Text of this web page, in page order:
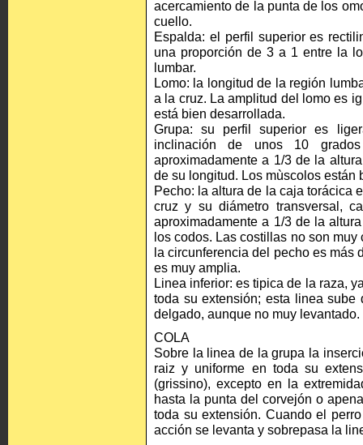
acercamiento de la punta de los
cuello.
Espalda: el perfil superior es
una proporción de 3 a 1 entre la
lumbar.
Lomo: la longitud de la región
a la cruz. La amplitud del lomo es
está bien desarrollada.
Grupa: su perfil superior es
inclinación de unos 10
aproximadamente a 1/3 de la
de su longitud. Los mùscolos están
Pecho: la altura de la caja torácica
cruz y su diámetro transversal,
aproximadamente a 1/3 de la
los codos. Las costillas no son
la circunferencia del pecho es más
es muy amplia.
Linea inferior: es tipica de la raza,
toda su extensión; esta linea
delgado, aunque no muy levantado.
COLA
Sobre la linea de la grupa la
raiz y uniforme en toda su
(grissino), excepto en la
hasta la punta del corvejón o
toda su extensión. Cuando el
acción se levanta y sobrepasa la